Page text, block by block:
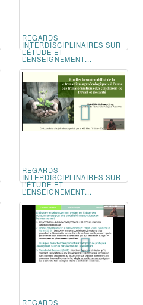
REGARDS
INTERDISCIPLINAIRES SUR
L’ÉTUDE ET
L’ENSEIGNEMENT...
REGARDS
INTERDISCIPLINAIRES SUR
L’ÉTUDE ET
L’ENSEIGNEMENT...
REGARDS